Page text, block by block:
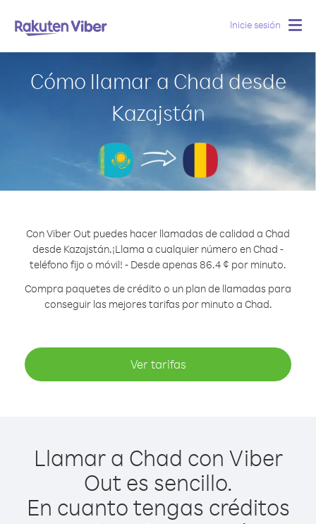
Inicie sesión
Cómo llamar a Chad desde
Kazajstán
Con Viber Out puedes hacer llamadas de calidad a Chad
desde Kazajstán.¡Llama a cualquier número en Chad -
teléfono fijo o móvil! - Desde apenas 86.4 ¢ por minuto.
Compra paquetes de crédito o un plan de llamadas para
conseguir las mejores tarifas por minuto a Chad.
Ver tarifas
Llamar a Chad con Viber
Out es sencillo.
En cuanto tengas créditos